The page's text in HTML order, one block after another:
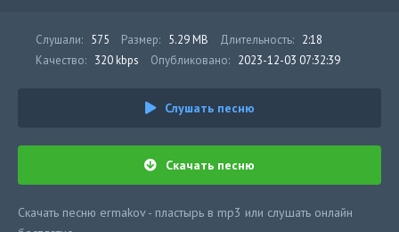
Слушали: 575 Размер: 5.29 MB Длительность: 2:18
Качество: 320 kbps Опубликовано: 2023-12-03 07:32:39
Слушать песню
Скачать песню
Скачать песню ermakov - пластырь в mp3 или слушать онлайн